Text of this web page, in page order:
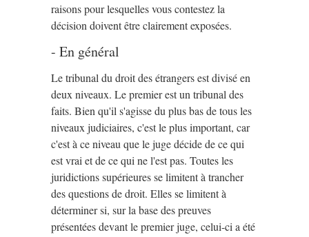
raisons pour lesquelles vous contestez la
décision doivent être clairement exposées.
- En général
Le tribunal du droit des étrangers est divisé en
deux niveaux. Le premier est un tribunal des
faits. Bien qu'il s'agisse du plus bas de tous les
niveaux judiciaires, c'est le plus important, car
c'est à ce niveau que le juge décide de ce qui
est vrai et de ce qui ne l'est pas. Toutes les
juridictions supérieures se limitent à trancher
des questions de droit. Elles se limitent à
déterminer si, sur la base des preuves
présentées devant le premier juge, celui-ci a été